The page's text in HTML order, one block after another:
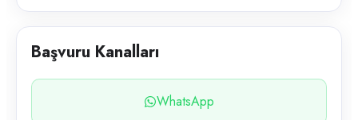
Başvuru Kanalları
WhatsApp